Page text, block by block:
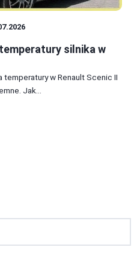
silnika w
w Renault Scenic II
Jak...